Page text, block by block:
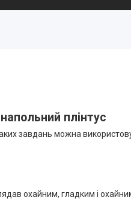
плінтус
завдань можна
охайним, гладким і